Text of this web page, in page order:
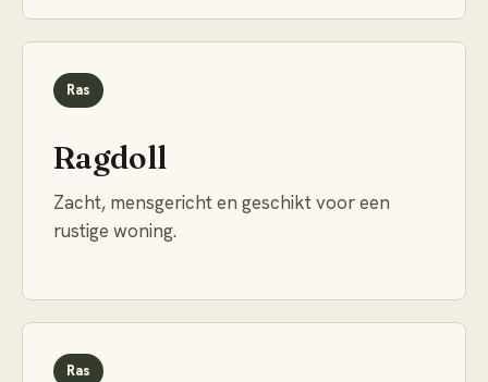
Ras
Ragdoll
Zacht, mensgericht en geschikt voor een
rustige woning.
Ras